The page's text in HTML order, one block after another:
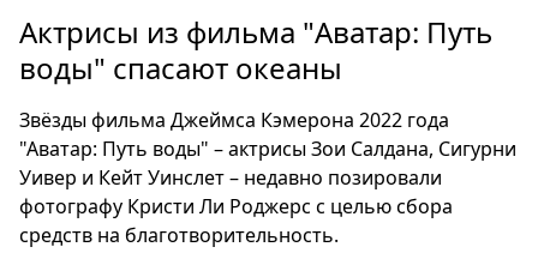
Россия
Мир
Еда
Туризм
Мода
Театр
Aктрисы из фильма "Aватар: Путь
воды" спасают океаны
Звёзды фильма Джеймса Кэмерона 2022 года
"Аватар: Путь воды" – актрисы Зои Салдана, Сигурни
Уивер и Кейт Уинслет – недавно позировали
фотографу Кристи Ли Роджерс с целью сбора
средств на благотворительность.